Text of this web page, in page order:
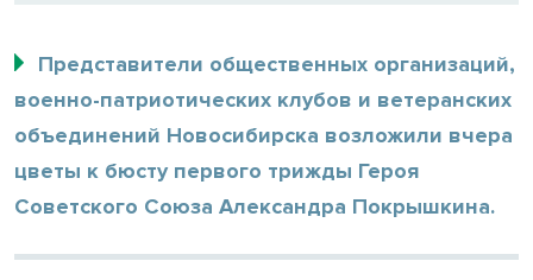
Представители общественных организаций,
военно-патриотических клубов и ветеранских
объединений Новосибирска возложили вчера
цветы к бюсту первого трижды Героя
Советского Союза Александра Покрышкина.